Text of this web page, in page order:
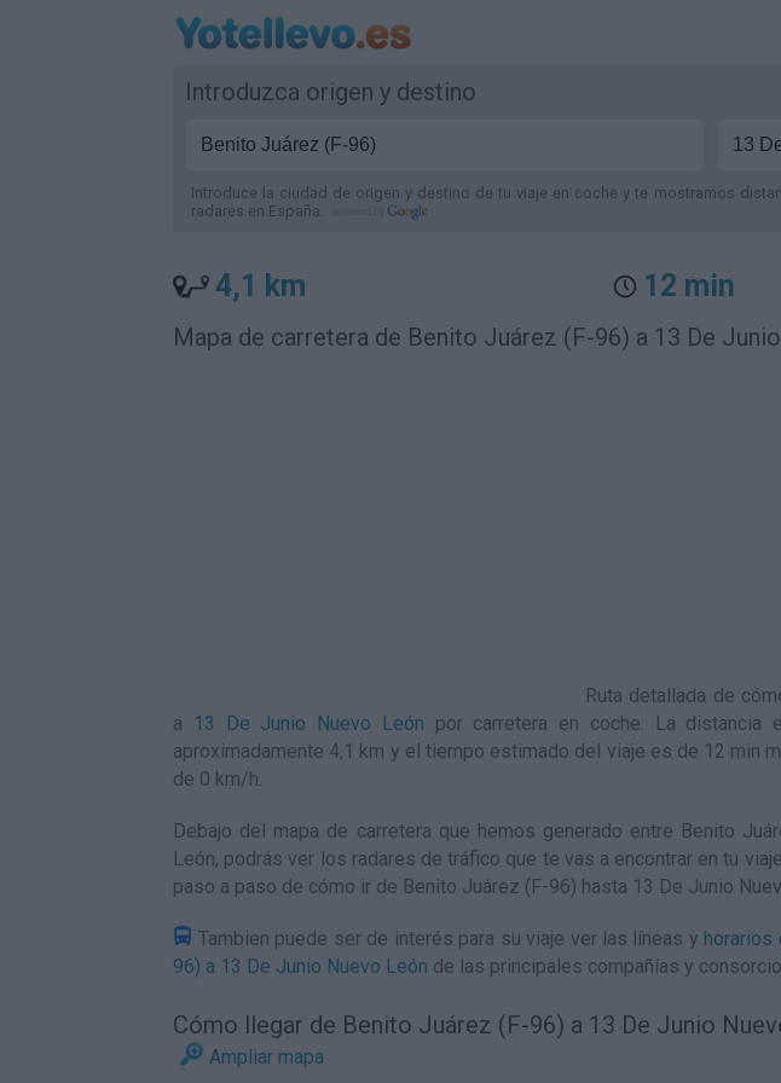
Introduzca origen y destino
Introduce la ciudad de origen y destino de tu viaje en coche y te mostramos
radares en España.
4,1 km 12 min
Mapa de carretera de Benito Juárez (F-96) a 13 De
Ruta detallada de
a
13 De Junio Nuevo León por carretera en coche. La
aproximadamente 4,1 km y el tiempo estimado del viaje es de 12 min
de 0 km/h.
Debajo del mapa de carretera que hemos generado entre Benito
León, podrás ver los radares de tráfico que te vas a encontrar en tu
paso a paso de cómo ir de Benito Juárez (F-96) hasta 13 De Junio
Tambien puede ser de interés para su viaje ver las líneas y horarios
96) a 13 De Junio Nuevo León de las principales compañías y
Cómo llegar de Benito Juárez (F-96) a 13 De Junio
Ampliar mapa